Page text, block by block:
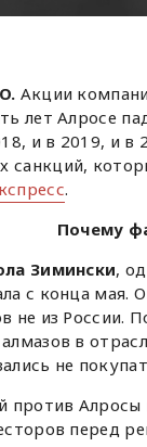
Акции
лет Алросе
и в 2019, и в
.
Почему
Зимински,
с конца мая.
не из России.
в
не
против
перед